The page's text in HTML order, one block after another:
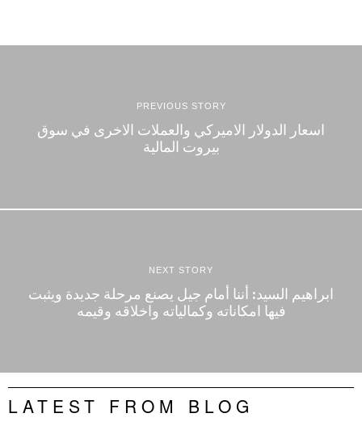
PREVIOUS STORY
اسعار الدولار الاميركي والعملات الاخرى في سوق
بيروت المالية
NEXT STORY
ابراهيم السيد: أننا أمام جيل يصنع مرحلة جديدة ويثبت
فيها امكاناته وكمالياته واخلاقه وقيمه
LATEST FROM BLOG